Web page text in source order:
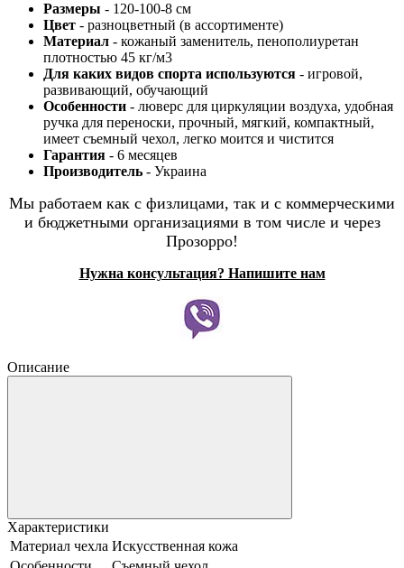
Размеры - 120-100-8 см
Цвет - разноцветный (в ассортименте)
Материал - кожаный заменитель, пенополиуретан
плотностью 45 кг/м3
Для каких видов спорта используются - игровой,
развивающий, обучающий
Особенности - люверс для циркуляции воздуха, удобная
ручка для переноски, прочный, мягкий, компактный,
имеет съемный чехол, легко моится и чистится
Гарантия - 6 месяцев
Производитель - Украина
Мы работаем как с физлицами, так и с коммерческими
и бюджетными организациями в том числе и через
Прозорро!
Нужна консультация? Напишите нам
Описание
Характеристики
Материал чехла Искусственная кожа